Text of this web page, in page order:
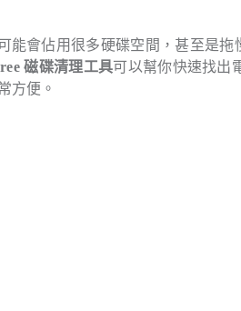
能會佔用很多硬碟空間，甚至是拖
磁碟清理工具可以幫你快速找出
方便。